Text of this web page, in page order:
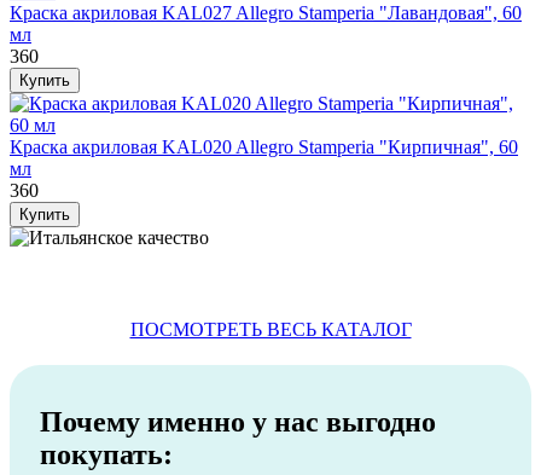
Краска акриловая KAL027 Allegro Stamperia "Лавандовая", 60
мл
360
Краска акриловая KAL020 Allegro Stamperia "Кирпичная", 60
мл
360
ПОСМОТРЕТЬ ВЕСЬ КАТАЛОГ
Почему именно у нас выгодно
покупать: